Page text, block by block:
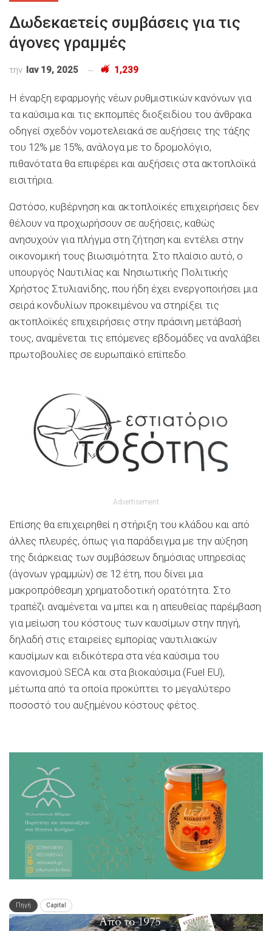
Δωδεκαετείς συμβάσεις για τις
άγονες γραμμές
την Ιαν 19, 2025 1,239
H έναρξη εφαρμογής νέων ρυθμιστικών κανόνων για
τα καύσιμα και τις εκπομπές διοξειδίου του άνθρακα
οδηγεί σχεδόν νομοτελειακά σε αυξήσεις της τάξης
του 12% με 15%, ανάλογα με το δρομολόγιο,
πιθανότατα θα επιφέρει και αυξήσεις στα ακτοπλοϊκά
εισιτήρια.
Ωστόσο, κυβέρνηση και ακτοπλοϊκές επιχειρήσεις δεν
θέλουν να προχωρήσουν σε αυξήσεις, καθώς
ανησυχούν για πλήγμα στη ζήτηση και εντέλει στην
οικονομική τους βιωσιμότητα. Στο πλαίσιο αυτό, ο
υπουργός Ναυτιλίας και Νησιωτικής Πολιτικής
Χρήστος Στυλιανίδης, που ήδη έχει ενεργοποιήσει μια
σειρά κονδυλίων προκειμένου να στηρίξει τις
ακτοπλοϊκές επιχειρήσεις στην πράσινη μετάβασή
τους, αναμένεται τις επόμενες εβδομάδες να αναλάβει
πρωτοβουλίες σε ευρωπαϊκό επίπεδο.
Advertisement
Επίσης θα επιχειρηθεί η στήριξη του κλάδου και από
άλλες πλευρές, όπως για παράδειγμα με την αύξηση
της διάρκειας των συμβάσεων δημόσιας υπηρεσίας
(άγονων γραμμών) σε 12 έτη, που δίνει μια
μακροπρόθεσμη χρηματοδοτική ορατότητα. Στο
τραπέζι αναμένεται να μπει και η απευθείας παρέμβαση
για μείωση του κόστους των καυσίμων στην πηγή,
δηλαδή στις εταιρείες εμπορίας ναυτιλιακών
καυσίμων και ειδικότερα στα νέα καύσιμα του
κανονισμού SECA και στα βιοκαύσιμα (Fuel EU),
μέτωπα από τα οποία προκύπτει το μεγαλύτερο
ποσοστό του αυξημένου κόστους φέτος.
Πηγή Capital